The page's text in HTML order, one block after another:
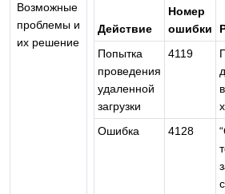
Возможные
проблемы и
их решение
Действие
Номер
ошибки
Попытка
проведения
удаленной
загрузки
4119
Ошибка
4128